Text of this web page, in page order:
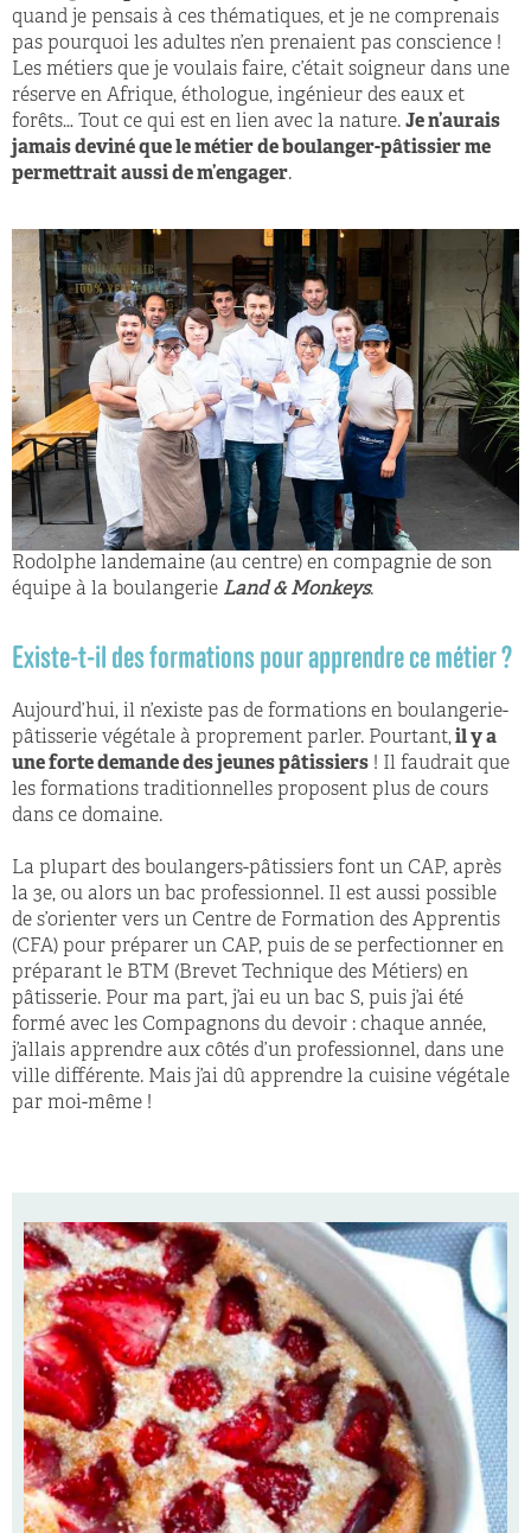
quand je pensais à ces thématiques, et je ne comprenais
pas pourquoi les adultes n’en prenaient pas conscience !
Les métiers que je voulais faire, c’était soigneur dans une
réserve en Afrique, éthologue, ingénieur des eaux et
forêts… Tout ce qui est en lien avec la nature. Je n’aurais
jamais deviné que le métier de boulanger-pâtissier me
permettrait aussi de m’engager.
Rodolphe landemaine (au centre) en compagnie de son
équipe à la boulangerie Land & Monkeys.
Existe-t-il des formations pour apprendre ce métier ?
Aujourd’hui, il n’existe pas de formations en boulangerie-
pâtisserie végétale à proprement parler. Pourtant,il y a
une forte demande des jeunes pâtissiers ! Il faudrait que
les formations traditionnelles proposent plus de cours
dans ce domaine.
La plupart des boulangers-pâtissiers font un CAP, après
la 3e, ou alors un bac professionnel. Il est aussi possible
de s’orienter vers un Centre de Formation des Apprentis
(CFA) pour préparer un CAP, puis de se perfectionner en
préparant le BTM (Brevet Technique des Métiers) en
pâtisserie. Pour ma part, j’ai eu un bac S, puis j’ai été
formé avec les Compagnons du devoir : chaque année,
j’allais apprendre aux côtés d’un professionnel, dans une
ville différente. Mais j’ai dû apprendre la cuisine végétale
par moi-même !